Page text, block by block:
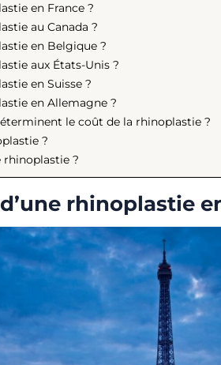
en France ?
au Canada ?
en Belgique ?
aux États-Unis ?
en Suisse ?
en Allemagne ?
le coût de la rhinoplastie ?
?
rhinoplastie ?
rhinoplastie